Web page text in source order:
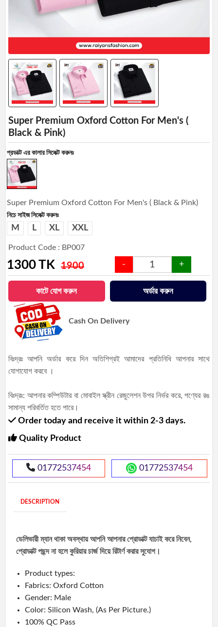
Manage
Profile
Logout
Super Premium Oxford Cotton For Men's (
Black & Pink)
প্রডাক্ট এর কালার সিলেক্ট করুনঃ
Super Premium Oxford Cotton For Men's ( Black & Pink)
নিচে সাইজ সিলেক্ট করুনঃ
M L XL XXL
Product Code : BP007
1300TK 1900 - +
কাটে যোগ করুন অর্ডার করুন
Cash On Delivery
বিঃদ্রঃ আপনি অর্ডার করে দিন অতিশিগ্রই আমাদের প্রতিনিধি আপনার সাথে
যোগাযোগ করবে ।
বিঃদ্রঃ: আপনার কম্পিউটার বা মোবাইল স্ক্রীন রেজুলেশন উপর নির্ভর করে, পণ্যের রঙ
সামান্য পরিবর্তিত হতে পারে।
Order today and receive it within 2-3 days.
Quality Product
01772537454 01772537454
DESCRIPTION
ডেলিভারী ম্যান থাকা অবস্থায় আপনি আপনার প্রোডাক্ট যাচাই করে নিবেন,
প্রোডাক্ট পছন্দ না হলে কুরিয়ার চার্জ দিয়ে রিটার্ণ করার সুযোগ।
Product types:
Fabrics: Oxford Cotton
Gender: Male
Color: Silicon Wash, (As Per Picture.)
100% QC Pass